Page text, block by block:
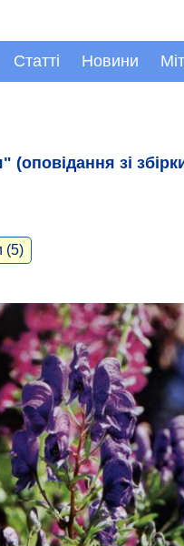
Статті Новини
зі
(5)